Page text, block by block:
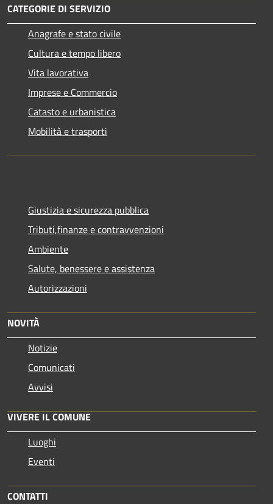
CATEGORIE DI SERVIZIO
Anagrafe e stato civile
Cultura e tempo libero
Vita lavorativa
Imprese e Commercio
Catasto e urbanistica
Mobilità e trasporti
Giustizia e sicurezza pubblica
Tributi,finanze e contravvenzioni
Ambiente
Salute, benessere e assistenza
Autorizzazioni
NOVITÀ
Notizie
Comunicati
Avvisi
VIVERE IL COMUNE
Luoghi
Eventi
CONTATTI